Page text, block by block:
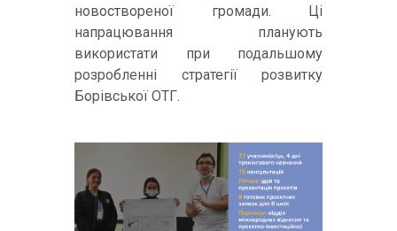
новоствореної громади. Ці
напрацювання планують
використати при подальшому
розробленні стратегії розвитку
Борівської ОТГ.